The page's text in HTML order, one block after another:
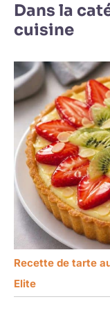
Dans la
cuisine
Recette de tarte
Elite